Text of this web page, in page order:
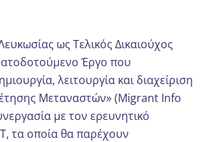
ως Τελικός Δικαιούχος
Έργο που
λειτουργία και διαχείριση
Μεταναστών» (Migrant Info
με τον ερευνητικό
τα οποία θα παρέχουν